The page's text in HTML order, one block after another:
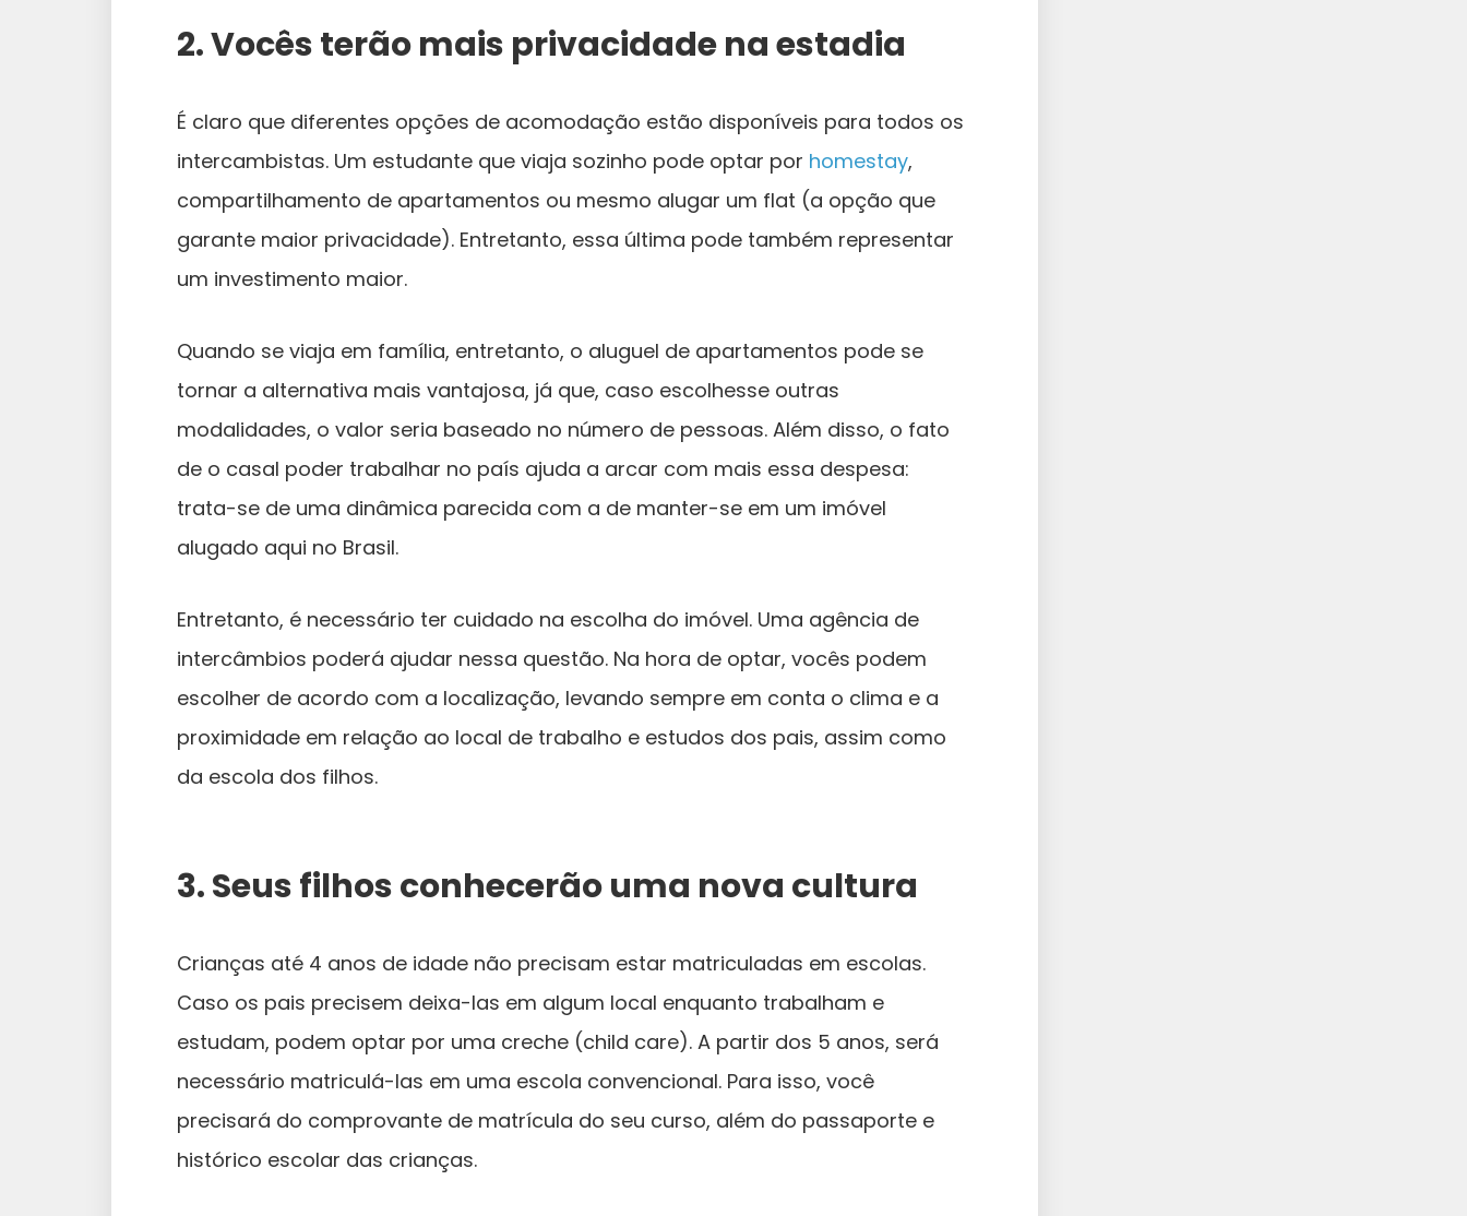
2. Vocês terão mais privacidade na estadia
É claro que diferentes opções de acomodação estão disponíveis para todos os
intercambistas. Um estudante que viaja sozinho pode optar por homestay,
compartilhamento de apartamentos ou mesmo alugar um flat (a opção que
garante maior privacidade). Entretanto, essa última pode também representar
um investimento maior.
Quando se viaja em família, entretanto, o aluguel de apartamentos pode se
tornar a alternativa mais vantajosa, já que, caso escolhesse outras
modalidades, o valor seria baseado no número de pessoas. Além disso, o fato
de o casal poder trabalhar no país ajuda a arcar com mais essa despesa:
trata-se de uma dinâmica parecida com a de manter-se em um imóvel
alugado aqui no Brasil.
Entretanto, é necessário ter cuidado na escolha do imóvel. Uma agência de
intercâmbios poderá ajudar nessa questão. Na hora de optar, vocês podem
escolher de acordo com a localização, levando sempre em conta o clima e a
proximidade em relação ao local de trabalho e estudos dos pais, assim como
da escola dos filhos.
3. Seus filhos conhecerão uma nova cultura
Crianças até 4 anos de idade não precisam estar matriculadas em escolas.
Caso os pais precisem deixa-las em algum local enquanto trabalham e
estudam, podem optar por uma creche (child care). A partir dos 5 anos, será
necessário matriculá-las em uma escola convencional. Para isso, você
precisará do comprovante de matrícula do seu curso, além do passaporte e
histórico escolar das crianças.